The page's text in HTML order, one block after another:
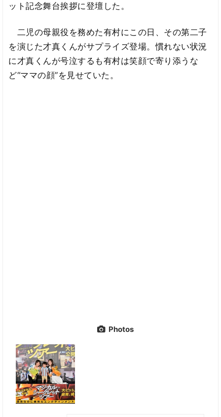
ット記念舞台挨拶に登壇した。
二児の母親役を務めた有村にこの日、その第二子
を演じた才真くんがサプライズ登場。慣れない状況
に才真くんが号泣するも有村は笑顔で寄り添うな
ど“ママの顔”を見せていた。
Photos